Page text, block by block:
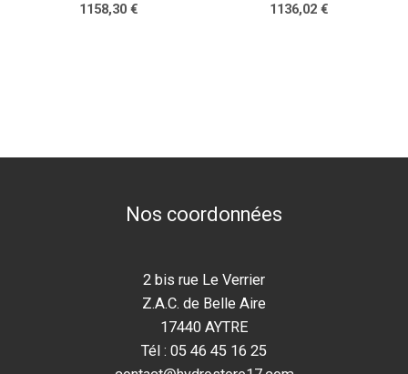
1158,30€ 1136,02 €
Nos coordonnées
2 bis rue Le Verrier
Z.A.C. de Belle Aire
17440 AYTRE
Tél : 05 46 45 16 25